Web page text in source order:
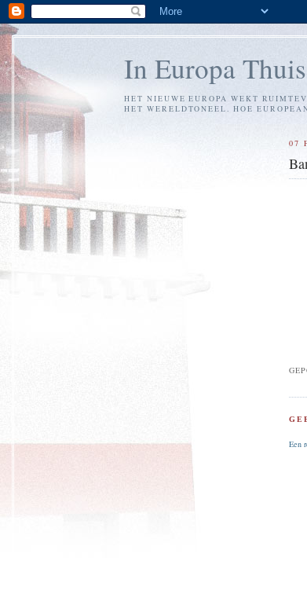
In Europa Thuis
HET NIEUWE EUROPA WEKT
HET WERELDTONEEL. HOE
07
Een